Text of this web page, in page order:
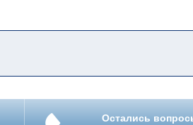
Остались